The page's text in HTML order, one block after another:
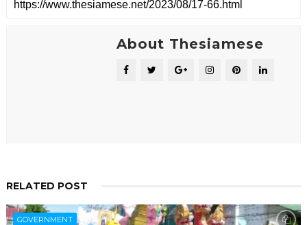
About Thesiamese
RELATED POST
GOVERNMENT